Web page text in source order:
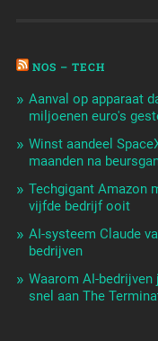
NOS – TECH
Aanval op apparaat
miljoenen euro's
Winst aandeel
maanden na
Techgigant Amazon
vijfde bedrijf ooit
AI-systeem Claude
bedrijven
Waarom AI-bedrijven
snel aan The